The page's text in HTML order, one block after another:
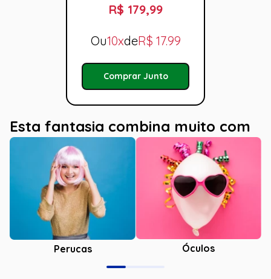
R$ 179,99
Ou10xdeR$ 17.99
Comprar Junto
Esta fantasia combina muito com
Perucas Óculos